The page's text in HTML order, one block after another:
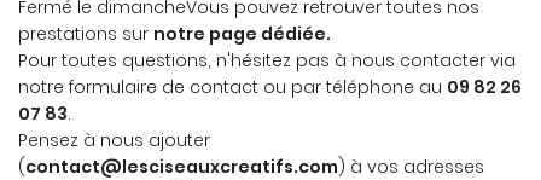
Fermé le dimancheVous pouvez retrouver toutes nos
prestations sur notre page dédiée.
Pour toutes questions, n'hésitez pas à nous contacter via
notre formulaire de contact ou par téléphone au 09 82 26
07 83.
Pensez à nous ajouter
(contact@lesciseauxcreatifs.com) à vos adresses